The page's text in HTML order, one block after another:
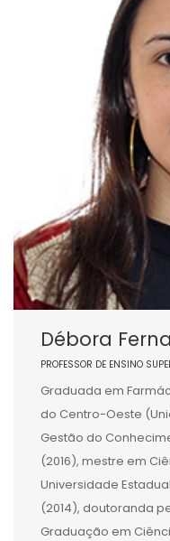
Débora
PROFESSOR DE ENSINO
Graduada em
do Centro-Oeste
Gestão do
(2016), mestre em
Universidade
(2014), doutoranda
Graduação em